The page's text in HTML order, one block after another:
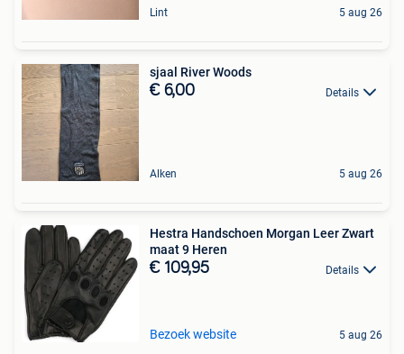
Lint 5 aug 26
sjaal River Woods
€ 6,00 Details
Alken 5 aug 26
Hestra Handschoen Morgan Leer Zwart
maat 9 Heren
€ 109,95 Details
Bezoek website 5 aug 26